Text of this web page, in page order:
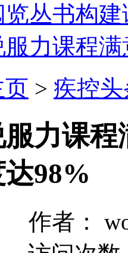
丛书构建
力课程满
页 > 疾控
力课程
98%
者：